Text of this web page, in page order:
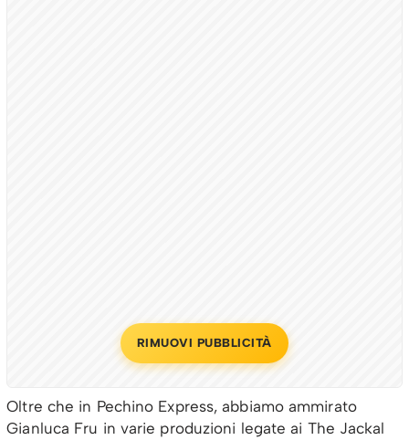
RIMUOVI PUBBLICITÀ
Oltre che in Pechino Express, abbiamo ammirato
Gianluca Fru in varie produzioni legate ai The Jackal